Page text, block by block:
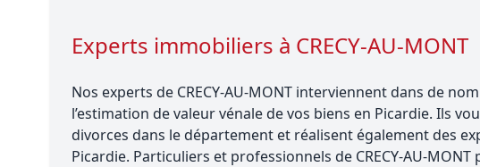
Experts immobiliers à CRECY-AU-MONT
Nos experts de CRECY-AU-MONT interviennent dans de
l’estimation de valeur vénale de vos biens en Picardie. Ils
divorces dans le département et réalisent également des
Picardie. Particuliers et professionnels de CRECY-AU-